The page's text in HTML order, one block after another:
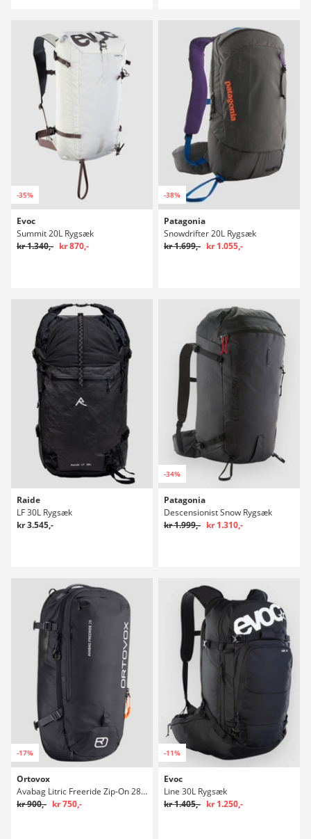
-35%
Evoc
Summit 20L Rygsæk
kr 1.340,- kr 870,-
-38%
Patagonia
Snowdrifter 20L Rygsæk
kr 1.699,- kr 1.055,-
Raide
LF 30L Rygsæk
kr 3.545,-
-34%
Patagonia
Descensionist Snow Rygsæk
kr 1.999,- kr 1.310,-
-17%
Ortovox
Avabag Litric Freeride Zip-On 28L Rygsæk
kr 900,- kr 750,-
-11%
Evoc
Line 30L Rygsæk
kr 1.405,- kr 1.250,-